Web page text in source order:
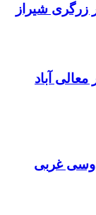
زرگری شیراز
آباد
غربی